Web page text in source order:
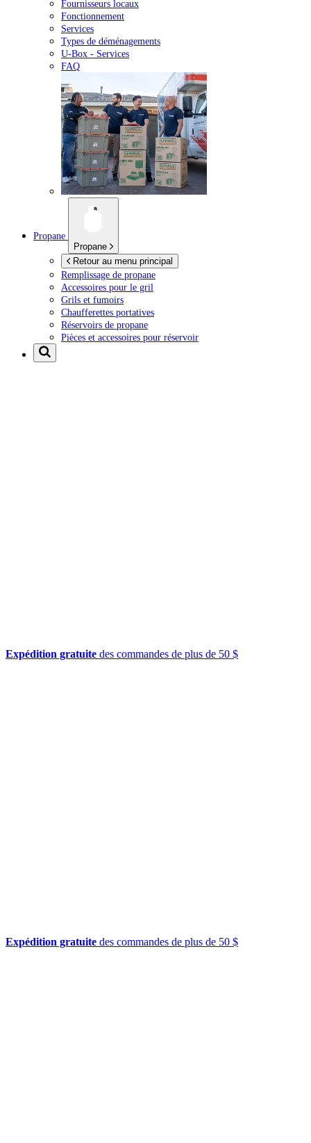
Fournisseurs locaux
Fonctionnement
Services
Types de déménagements
U-Box - Services
FAQ
Propane
Propane
Retour au menu principal
Remplissage de propane
Accessoires pour le gril
Grils et fumoirs
Chaufferettes portatives
Réservoirs de propane
Pièces et accessoires pour réservoir
Expédition gratuite des commandes de plus de 50 $
Expédition gratuite des commandes de plus de 50 $